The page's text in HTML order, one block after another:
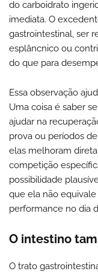
do carboidrato
imediata. O
gastrointestinal, ser
esplâncnico ou
do que para
Essa observação
Uma coisa é saber
ajudar na
prova ou períodos
elas melhoram
competição
possibilidade
que ela não
performance no dia
O intestino
O trato